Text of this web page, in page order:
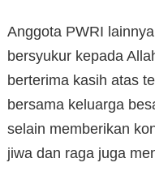
Anggota PWRI
bersyukur kepada
berterima kasih atas
bersama keluarga
selain memberikan
jiwa dan raga juga